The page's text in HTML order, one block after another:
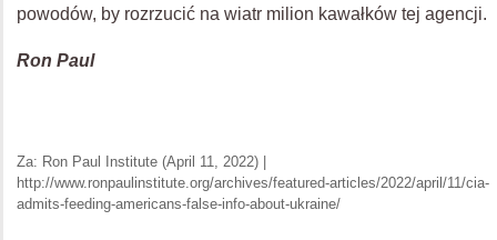
powodów, by rozrzucić na wiatr milion kawałków tej agencji.
Ron Paul
Za: Ron Paul Institute (April 11, 2022) |
http://www.ronpaulinstitute.org/archives/featured-articles/2022/april/11/cia-
admits-feeding-americans-false-info-about-ukraine/